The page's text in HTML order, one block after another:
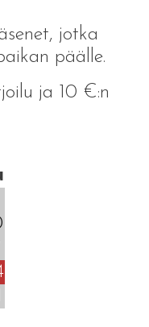
jotka
päälle.
ja 10 €:n